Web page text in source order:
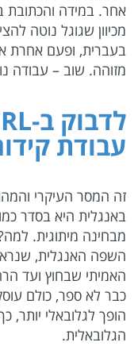
אחר. במידה והכתובת
מכיוון שגוגל נוטה
בעברית, ופעם אחרת
מזוהה. שוב – עבודה
לדבוק ב-
עבודת
באנגלית היא בסדר
מבחינה מיתוגית.
השפה האנגלית,
האמיתי שבחוץ ועד
הופך לגלובאלי
הגלובאלית.